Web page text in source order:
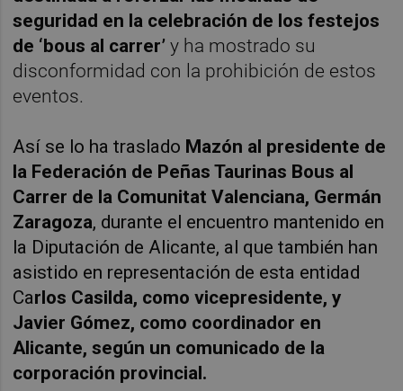
seguridad en la celebración de los festejos
de ‘bous al carrer’y ha mostrado su
disconformidad con la prohibición de estos
eventos.
Así se lo ha traslado Mazón al presidente de
la Federación de Peñas Taurinas Bous al
Carrer de la Comunitat Valenciana, Germán
Zaragoza, durante el encuentro mantenido en
la Diputación de Alicante, al que también han
asistido en representación de esta entidad
Carlos Casilda, como vicepresidente, y
Javier Gómez, como coordinador en
Alicante, según un comunicado de la
corporación provincial.